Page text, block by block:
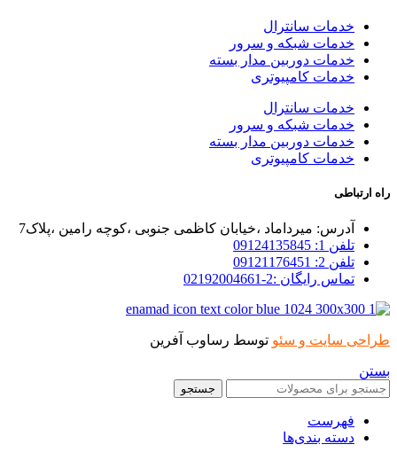
خدمات سانترال
خدمات شبکه و سرور
خدمات دوربین مدار بسته
خدمات کامپیوتری
خدمات سانترال
خدمات شبکه و سرور
خدمات دوربین مدار بسته
خدمات کامپیوتری
راه ارتباطی
آدرس: میرداماد ،خیابان کاظمی جنوبی ،کوچه رامین ،پلاک7
تلفن 1: 09124135845
تلفن 2: 09121176451
تماس رایگان :2-02192004661
طراحی سایت و سئو توسط رساوب آفرین
بستن
جستجو
فهرست
دسته بندی‌ها